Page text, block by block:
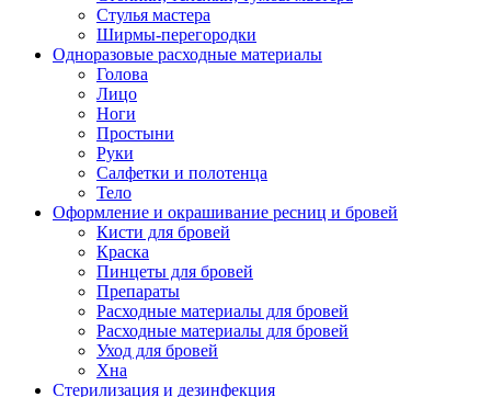
Стулья мастера
Ширмы-перегородки
Одноразовые расходные материалы
Голова
Лицо
Ноги
Простыни
Руки
Салфетки и полотенца
Тело
Оформление и окрашивание ресниц и бровей
Кисти для бровей
Краска
Пинцеты для бровей
Препараты
Расходные материалы для бровей
Расходные материалы для бровей
Уход для бровей
Хна
Стерилизация и дезинфекция